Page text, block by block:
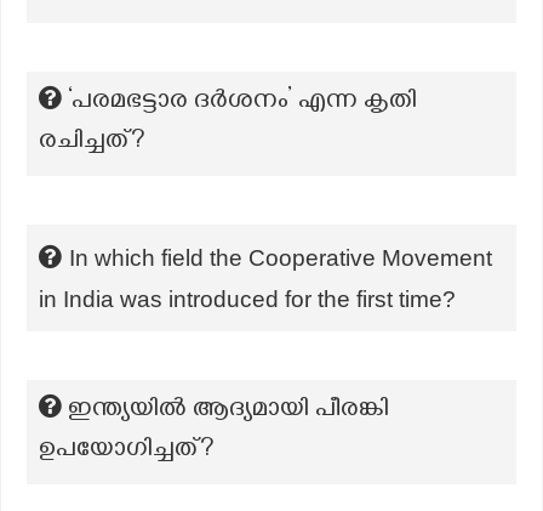
‘പരമഭട്ടാര ദർശനം’ എന്ന കൃതി
രചിച്ചത്?
In which field the Cooperative Movement
in India was introduced for the first time?
ഇന്ത്യയിൽ ആദ്യമായി പീരങ്കി
ഉപയോഗിച്ചത്?